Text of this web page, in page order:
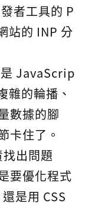
者工具的 P
站的 INP 分
JavaScrip
雜的輪播、
數據的腳
卡住了。
出問題
要優化程式
是用 CSS